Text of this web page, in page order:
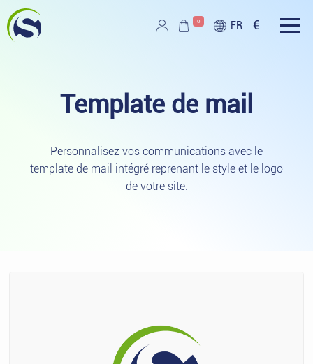
Aller au contenu principal
0 FR €
Template de mail
Personnalisez vos communications avec le
template de mail intégré reprenant le style et le logo
de votre site.